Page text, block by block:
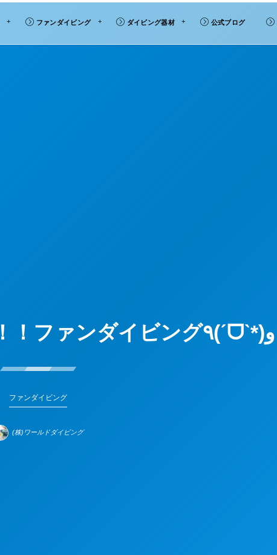
ファンダイビング ダイビング器材 公式ブログ
＜2021＞新年一発目！！ファンダイビング٩(ˊᗜˋ*)و
ファンダイビング
(株)ワールドダイビング